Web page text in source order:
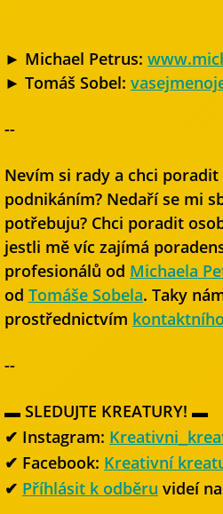
► Michael Petrus:
► Tomáš Sobel:
--
Nevím si rady a chci
podnikáním? Nedaří se mi
potřebuju? Chci poradit
jestli mě víc zajímá
profesionálů od Michaela
od Tomáše Sobela. Taky
prostřednictvím
--
▬ SLEDUJTE KREATURY! ▬
✔ Instagram:
✔ Facebook: Kreativní
✔ Příhlásit k odběru videí na